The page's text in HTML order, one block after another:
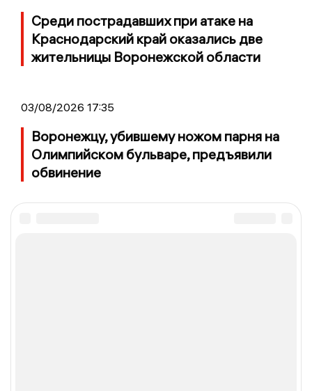
Среди пострадавших при атаке на
Краснодарский край оказались две
жительницы Воронежской области
03/08/2026 17:35
Воронежцу, убившему ножом парня на
Олимпийском бульваре, предъявили
обвинение